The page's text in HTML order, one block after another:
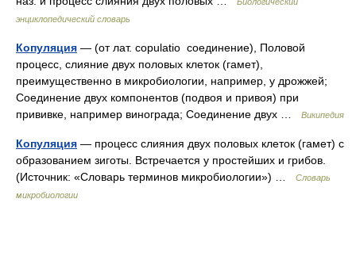
энциклопедический словарь
Копуляция — (от лат. copulatio соединение), Половой
процесс, слияние двух половых клеток (гамет),
преимущественно в микробиологии, например, у дрожжей;
Соединение двух компонентов (подвоя и привоя) при
прививке, например винограда; Соединение двух …
Википедия
Копуляция — процесс слияния двух половых клеток (гамет) с
образованием зиготы. Встречается у простейших и грибов.
(Источник: «Словарь терминов микробиологии») …
Словарь
микробиологии